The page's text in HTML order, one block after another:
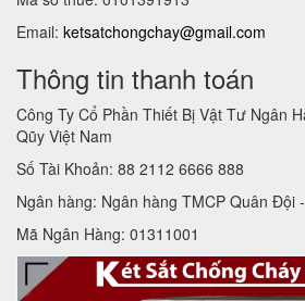
Email: ketsatchongchay@gmail.com
Thông tin thanh toán
Công Ty Cổ Phần Thiết Bị Vật Tư Ngân
Qũy Việt Nam
Số Tài Khoản: 88 2112 6666 888
Ngân hàng: Ngân hàng TMCP Quân Đội
Mã Ngân Hàng: 01311001